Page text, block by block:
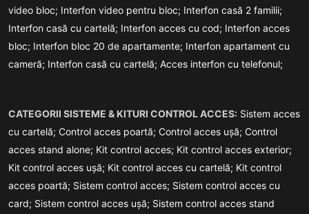
video bloc; Interfon video pentru bloc; Interfon casă 2 familii;
Interfon casă cu cartelă; Interfon acces cu cod; Interfon acces
bloc; Interfon bloc 20 de apartamente; Interfon apartament cu
cameră; Interfon casă cu cartelă; Acces interfon cu telefonul;
CATEGORII SISTEME & KITURI CONTROL ACCES: Sistem acces
cu cartelă; Control acces poartă; Control acces ușă; Control
acces stand alone; Kit control acces; Kit control acces exterior;
Kit control acces ușă; Kit control acces cu cartelă; Kit control
acces poartă; Sistem control acces; Sistem control acces cu
card; Sistem control acces ușă; Sistem control acces stand